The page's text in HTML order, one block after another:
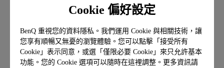
Cookie 偏好設定
BenQ 重視您的資料隱私。我們運用 Cookie 與相關技術，讓
您享有順暢又無憂的瀏覽體驗。您可以點擊「接受所有
Cookie」表示同意，或選「僅限必要 Cookie」來只允許基本
功能。您的 Cookie 選項可以隨時在這裡調整。更多資訊請